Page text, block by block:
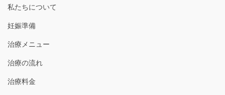
私たちについて
妊娠準備
治療メニュー
治療の流れ
治療料金